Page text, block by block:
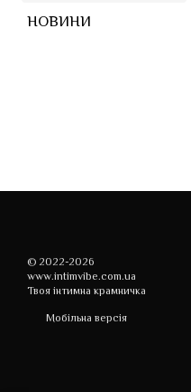
НОВИНИ
© 2022-2026
www.intimvibe.com.ua
Твоя інтимна крамничка
Мобільна версія